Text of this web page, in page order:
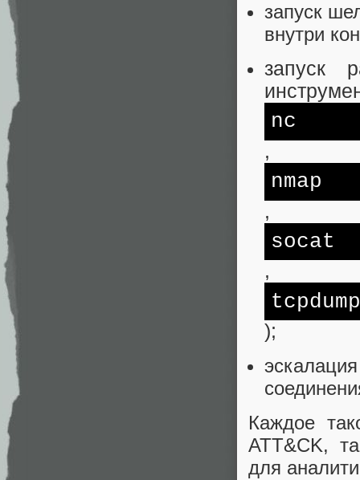
запуск
внутри
запуск
nc
,
nmap
,
socat
,
);
Каждое
ATT&CK,
для